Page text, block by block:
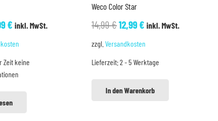
€
€Aktueller
2,99 €.
inkl. MwSt.
Zeit keine
Weco Color Star
14,99€Ursprünglicher
Preis
14,99 €
12,99€Aktueller
12,99 €.
inkl. MwSt.
zzgl.Versandkosten
Lieferzeit:2 - 5 Werktage
In den Warenkorb